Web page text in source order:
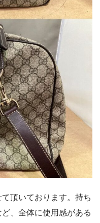
頂いております。持ち
、全体に使用感がある